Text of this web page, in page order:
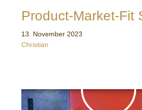
Product-Market-Fit
13. November 2023
Christian